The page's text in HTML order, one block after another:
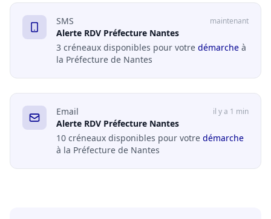
SMS maintenant
Alerte RDV Préfecture Nantes
3 créneaux disponibles pour votre démarche à
la Préfecture de Nantes
Email il y a 1 min
Alerte RDV Préfecture Nantes
10 créneaux disponibles pour votre démarche
à la Préfecture de Nantes